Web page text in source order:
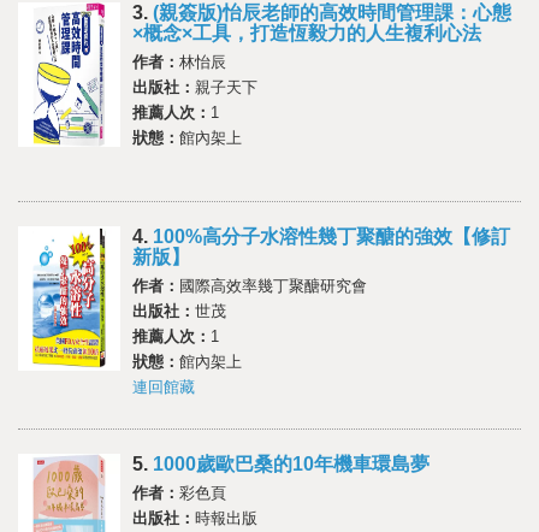
3. (親簽版)怡辰老師的高效時間管理課：心態
×概念×工具，打造恆毅力的人生複利心法
作者： 林怡辰
出版社： 親子天下
推薦人次： 1
狀態： 館內架上
4. 100%高分子水溶性幾丁聚醣的強效【修訂
新版】
作者： 國際高效率幾丁聚醣研究會
出版社： 世茂
推薦人次： 1
狀態： 館內架上
連回館藏
5. 1000歲歐巴桑的10年機車環島夢
作者： 彩色頁
出版社： 時報出版